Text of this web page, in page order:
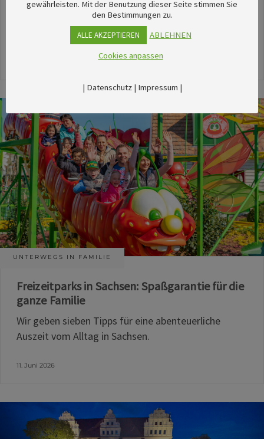
stimmungsvolle Veranstaltungen im August
herausgesucht.
UNTERWEGS IN FAMILIE
Freizeitparks in Sachsen: Spaßgarantie für die
ganze Familie
Wir geben sieben Tipps für eine abenteuerliche
Auszeit vom Alltag in Sachsen.
11. Juni 2026
gewährleisten. Mit der Benutzung dieser Seite stimmen Sie
den Bestimmungen zu.
ALLE AKZEPTIEREN
ABLEHNEN
Cookies anpassen
| Datenschutz| Impressum |